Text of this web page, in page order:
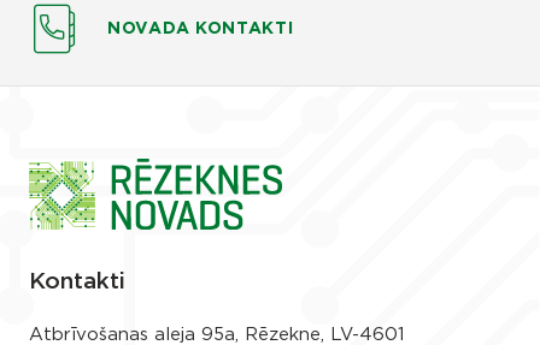
NOVADA KONTAKTI
Kontakti
Atbrīvošanas aleja 95a, Rēzekne, LV-4601